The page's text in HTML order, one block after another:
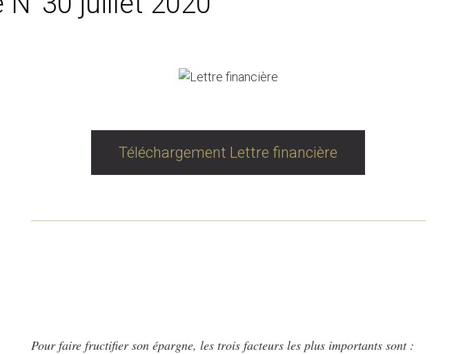
Téléchargement Lettre financière
Pour faire fructifier son épargne, les trois facteurs les plus importants sont :